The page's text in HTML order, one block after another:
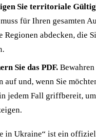
Sie territoriale
für Ihren gesamten
Regionen abdecken, die
Sie das PDF.
auf und, wenn Sie
jedem Fall griffbereit,
in Ukraine“ ist ein